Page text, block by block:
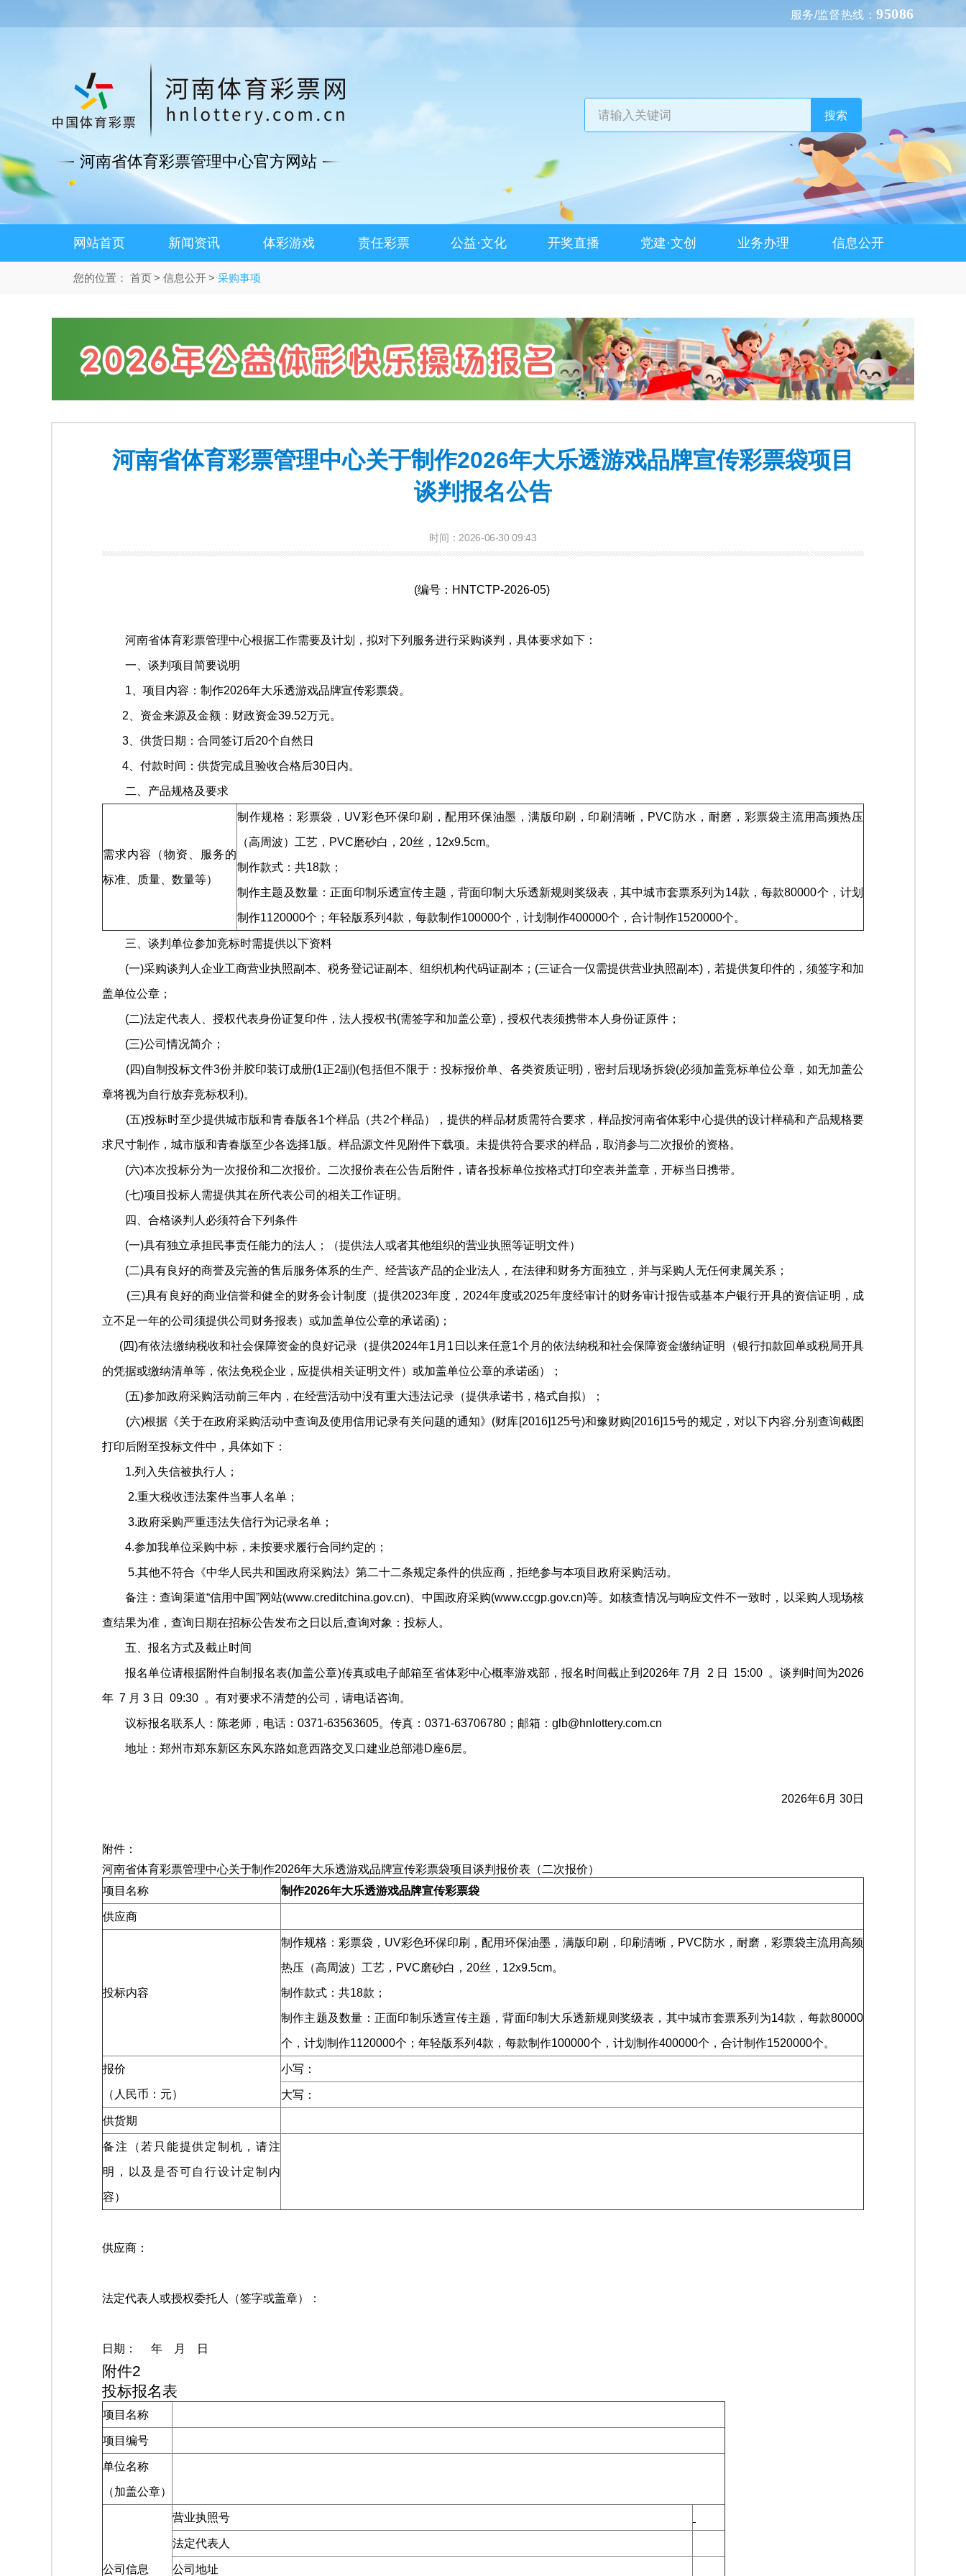
服务/监督热线：95086
搜索
河南省体育彩票管理中心官方网站
网站首页 新闻资讯 体彩游戏 责任彩票 公益·文化 开奖直播 党建·文创 业务办理 信息公开
您的位置： 首页 信息公开 采购事项
河南省体育彩票管理中心关于制作2026年大乐透游戏品牌宣传彩票袋项目
谈判报名公告
时间：2026-06-30 09:43
(编号：HNTCTP-2026-05)
河南省体育彩票管理中心根据工作需要及计划，拟对下列服务进行采购谈判，具体要求如下：
一、谈判项目简要说明
1、项目内容：制作2026年大乐透游戏品牌宣传彩票袋。
2、资金来源及金额：财政资金39.52万元。
3、供货日期：合同签订后20个自然日
4、付款时间：供货完成且验收合格后30日内。
二、产品规格及要求
需求内容（物资、服务的
标准、质量、数量等）
制作规格：彩票袋，UV彩色环保印刷，配用环保油墨，满版印刷，印刷清晰，PVC防水，耐磨，彩票袋主流用高频热压
（高周波）工艺，PVC磨砂白，20丝，12x9.5cm。
制作款式：共18款；
制作主题及数量：正面印制乐透宣传主题，背面印制大乐透新规则奖级表，其中城市套票系列为14款，每款80000个，计划
制作1120000个；年轻版系列4款，每款制作100000个，计划制作400000个，合计制作1520000个。
三、谈判单位参加竞标时需提供以下资料
(一)采购谈判人企业工商营业执照副本、税务登记证副本、组织机构代码证副本；(三证合一仅需提供营业执照副本)，若提供复印件的，须签字和加
盖单位公章；
(二)法定代表人、授权代表身份证复印件，法人授权书(需签字和加盖公章)，授权代表须携带本人身份证原件；
(三)公司情况简介；
(四)自制投标文件3份并胶印装订成册(1正2副)(包括但不限于：投标报价单、各类资质证明)，密封后现场拆袋(必须加盖竞标单位公章，如无加盖公
章将视为自行放弃竞标权利)。
(五)投标时至少提供城市版和青春版各1个样品（共2个样品），提供的样品材质需符合要求，样品按河南省体彩中心提供的设计样稿和产品规格要
求尺寸制作，城市版和青春版至少各选择1版。样品源文件见附件下载项。未提供符合要求的样品，取消参与二次报价的资格。
(六)本次投标分为一次报价和二次报价。二次报价表在公告后附件，请各投标单位按格式打印空表并盖章，开标当日携带。
(七)项目投标人需提供其在所代表公司的相关工作证明。
四、合格谈判人必须符合下列条件
(一)具有独立承担民事责任能力的法人；（提供法人或者其他组织的营业执照等证明文件）
(二)具有良好的商誉及完善的售后服务体系的生产、经营该产品的企业法人，在法律和财务方面独立，并与采购人无任何隶属关系；
(三)具有良好的商业信誉和健全的财务会计制度（提供2023年度，2024年度或2025年度经审计的财务审计报告或基本户银行开具的资信证明，成
立不足一年的公司须提供公司财务报表）或加盖单位公章的承诺函)；
(四)有依法缴纳税收和社会保障资金的良好记录（提供2024年1月1日以来任意1个月的依法纳税和社会保障资金缴纳证明（银行扣款回单或税局开具
的凭据或缴纳清单等，依法免税企业，应提供相关证明文件）或加盖单位公章的承诺函）；
(五)参加政府采购活动前三年内，在经营活动中没有重大违法记录（提供承诺书，格式自拟）；
(六)根据《关于在政府采购活动中查询及使用信用记录有关问题的通知》(财库[2016]125号)和豫财购[2016]15号的规定，对以下内容,分别查询截图
打印后附至投标文件中，具体如下：
1.列入失信被执行人；
2.重大税收违法案件当事人名单；
3.政府采购严重违法失信行为记录名单；
4.参加我单位采购中标，未按要求履行合同约定的；
5.其他不符合《中华人民共和国政府采购法》第二十二条规定条件的供应商，拒绝参与本项目政府采购活动。
备注：查询渠道“信用中国”网站(www.creditchina.gov.cn)、中国政府采购(www.ccgp.gov.cn)等。如核查情况与响应文件不一致时，以采购人现场核
查结果为准，查询日期在招标公告发布之日以后,查询对象：投标人。
五、报名方式及截止时间
报名单位请根据附件自制报名表(加盖公章)传真或电子邮箱至省体彩中心概率游戏部，报名时间截止到2026年 7月 2 日 15:00 。谈判时间为2026
年 7 月 3 日 09:30 。有对要求不清楚的公司，请电话咨询。
议标报名联系人：陈老师，电话：0371-63563605。传真：0371-63706780；邮箱：glb@hnlottery.com.cn
地址：郑州市郑东新区东风东路如意西路交叉口建业总部港D座6层。
2026年6月 30日
附件：
河南省体育彩票管理中心关于制作2026年大乐透游戏品牌宣传彩票袋项目谈判报价表（二次报价）
项目名称 制作2026年大乐透游戏品牌宣传彩票袋
供应商
投标内容
制作规格：彩票袋，UV彩色环保印刷，配用环保油墨，满版印刷，印刷清晰，PVC防水，耐磨，彩票袋主流用高频
热压（高周波）工艺，PVC磨砂白，20丝，12x9.5cm。
制作款式：共18款；
制作主题及数量：正面印制乐透宣传主题，背面印制大乐透新规则奖级表，其中城市套票系列为14款，每款80000
个，计划制作1120000个；年轻版系列4款，每款制作100000个，计划制作400000个，合计制作1520000个。
报价
（人民币：元）
小写：
大写：
供货期
备注（若只能提供定制机，请注
明，以及是否可自行设计定制内
容）
供应商：
法定代表人或授权委托人（签字或盖章）：
日期： 年 月 日
附件2
投标报名表
项目名称
项目编号
单位名称
（加盖公章）
公司信息
营业执照号
法定代表人
公司地址